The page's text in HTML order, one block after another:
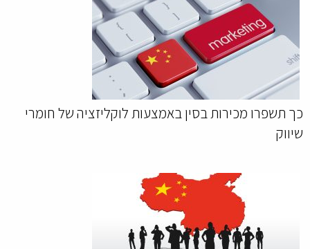
כך תשפרו מכירות בסין באמצעות לוקליזציה של חומרי
שיווק